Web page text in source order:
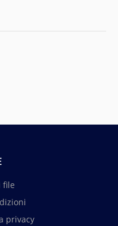
file
privacy